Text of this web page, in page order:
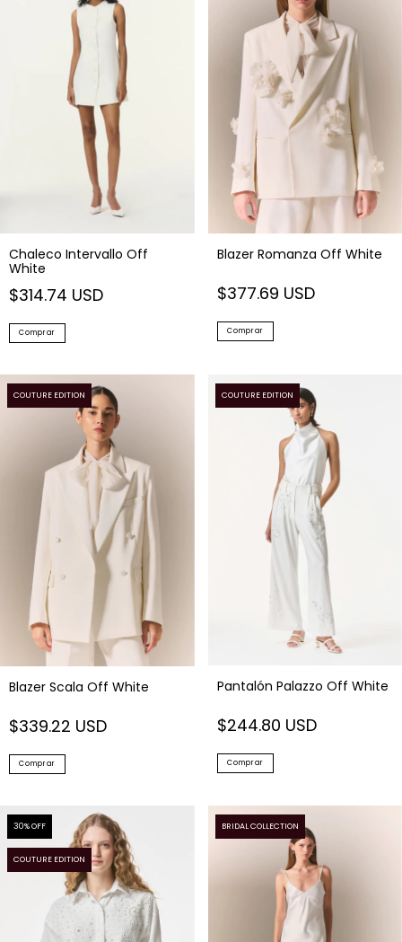
Chaleco Intervallo Off
White
$314.74 USD
Comprar
Blazer Romanza Off White
$377.69 USD
Comprar
COUTURE EDITION
Blazer Scala Off White
$339.22 USD
Comprar
COUTURE EDITION
Pantalón Palazzo Off White
$244.80 USD
Comprar
30% OFF
COUTURE EDITION
BRIDAL COLLECTION